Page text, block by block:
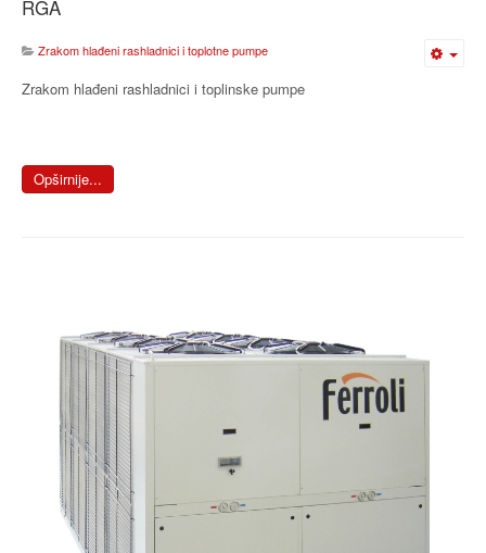
RGA
Zrakom hlađeni rashladnici i toplotne pumpe
Zrakom hlađeni rashladnici i toplinske pumpe
Opširnije...